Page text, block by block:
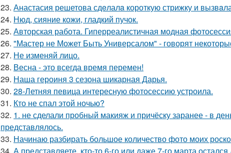
23. Анастасия решетова сдeлалa короткую стрижку и
24. Нюд, сияние кожи, гладкий пучок.
25. Авторская работа. Гиперреалистичная модная
26. "Мастер не Может Быть Универсалом" - говорят
27. Не изменяй лицо.
28. Весна - это всегда время перемен!
29. Наша героиня 3 сезона шикарная Дарья.
30. 28-Летняя певица интересную фотосессию устроила.
31. Кто не спал этой ночью?
32. 1. не сделали пробный макияж и причёску заранее - в
представлялось.
33. Начинаю разбирать большое количество фото моих